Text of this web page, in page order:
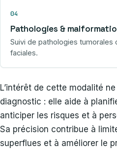
04
Pathologies &
Suivi de pathologies tumorales
faciales.
L’intérêt de cette modalité
diagnostic : elle aide à
anticiper les risques et à
Sa précision contribue à
superflues et à améliorer le